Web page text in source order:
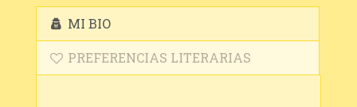
MI BIO
PREFERENCIAS LITERARIAS